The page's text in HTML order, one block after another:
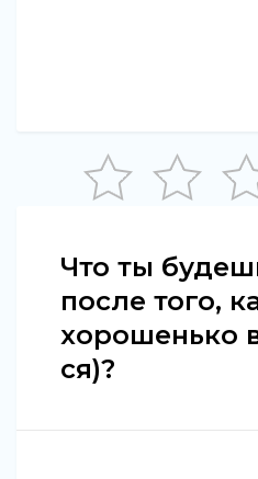
Что ты
после того,
хорошенько
ся)?